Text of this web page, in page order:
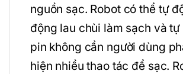
nguồn sạc. Robot có thể tự
động lau chùi làm sạch và
pin không cần người dùng
hiện nhiều thao tác để sạc.